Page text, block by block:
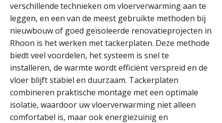
verschillende technieken om vloerverwarming aan te
leggen, en een van de meest gebruikte methoden bij
nieuwbouw of goed geïsoleerde renovatieprojecten in
Rhoon is het werken met tackerplaten. Deze methode
biedt veel voordelen, het systeem is snel te
installeren, de warmte wordt efficiënt verspreid en de
vloer blijft stabiel en duurzaam. Tackerplaten
combineren praktische montage met een optimale
isolatie, waardoor uw vloerverwarming niet alleen
comfortabel is, maar ook energiezuinig en